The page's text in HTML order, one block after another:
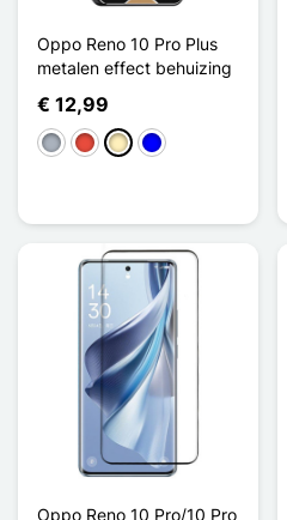
Oppo Reno 10 Pro Plus
metalen effect behuizing
€ 12,99
GrijsRoodGoldenBlauw
Oppo Reno 10 Pro/10 Pro